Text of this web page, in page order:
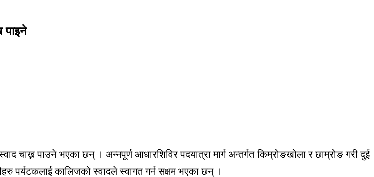
पाइने
पाउने भएका छन् । अन्नपूर्ण आधारशिविर पदयात्रा मार्ग अन्तर्गत किम्रोङखोला र छाम्रोङ गरी दुई
पर्यटकलाई कालिजको स्वादले स्वागत गर्न सक्षम भएका छन् ।